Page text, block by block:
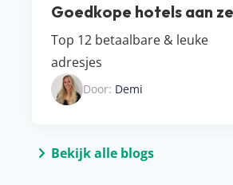
Goedkope hotels aan
Top 12 betaalbare & leuke
adresjes
Door: Demi
Bekijk alle blogs